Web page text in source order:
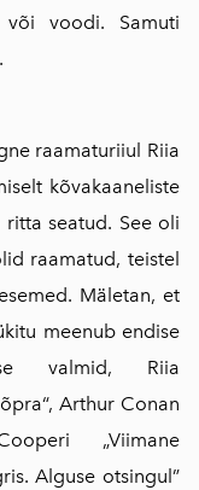
voodi. Samuti
raamaturiiul Riia
kõvakaaneliste
seatud. See oli
raamatud, teistel
Mäletan, et
meenub endise
valmid, Riia
Arthur Conan
„Viimane
Alguse otsingul”